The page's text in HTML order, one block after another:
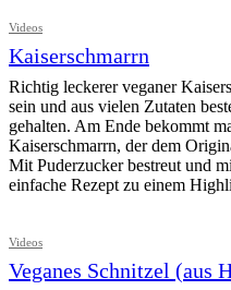
Videos
Kaiserschmarrn
Richtig leckerer veganer
sein und aus vielen Zutaten
gehalten. Am Ende bekommt
Kaiserschmarrn, der dem
Mit Puderzucker bestreut und
einfache Rezept zu einem
Videos
Veganes Schnitzel (aus